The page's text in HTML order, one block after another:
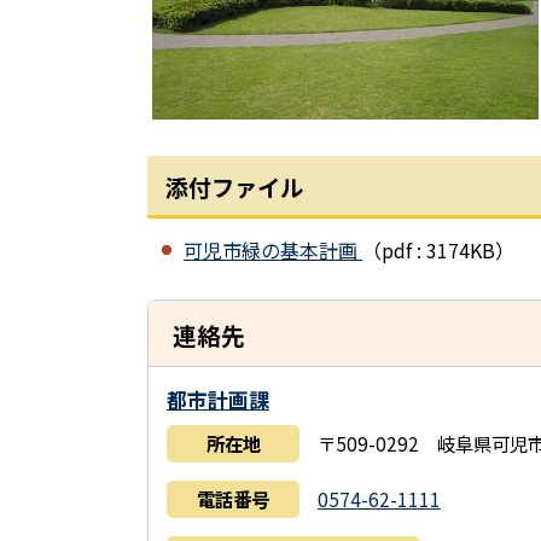
添付ファイル
可児市緑の基本計画 （pdf : 3174KB）
連絡先
都市計画課
所在地 〒509-0292 岐阜県可児
電話番号 0574-62-1111